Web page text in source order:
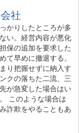
社
かりしたところが多
い。経営内容が悪化
保の追加を要求した
て早めに撤退する。
り把握せずに納入す
クの落ちた二流、三
が急変した場合はい
このような場合は
詐欺をやることもあ